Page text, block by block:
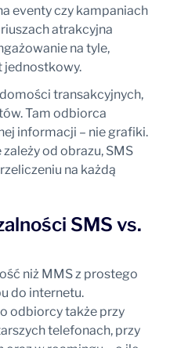
eventy czy kampaniach
atrakcyjna
na tyle,
jednostkowy.
transakcyjnych,
Tam odbiorca
informacji – nie grafiki.
od obrazu, SMS
na każdą
SMS vs.
niż MMS z prostego
do internetu.
odbiorcy także przy
telefonach, przy